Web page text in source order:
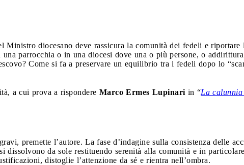
Ministro diocesano deve rassicura la comunità dei fedeli e riportare
una parrocchia o in una diocesi dove una o più persone, o
Come si fa a preservare un equilibrio tra i fedeli dopo lo
a cui prova a rispondere Marco Ermes Lupinari in “La
premette l’autore. La fase d’indagine sulla consistenza delle
dissolvono da sole restituendo serenità alla comunità e in
distoglie l’attenzione da sé e rientra nell’ombra.